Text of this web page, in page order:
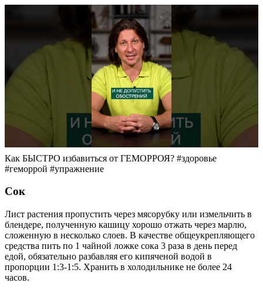
Как БЫСТРО избавиться от ГЕМОРРОЯ? #здоровье
#геморрой #упражнение
Сок
Лист растения пропустить через мясорубку или измельчить в
блендере, полученную кашицу хорошо отжать через марлю,
сложенную в несколько слоев. В качестве общеукрепляющего
средства пить по 1 чайной ложке сока 3 раза в день перед
едой, обязательно разбавляя его кипяченой водой в
пропорции 1:3-1:5. Хранить в холодильнике не более 24
часов.